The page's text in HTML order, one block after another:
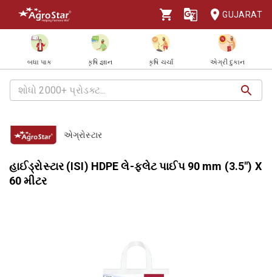
GUJARAT
બધા પાક કૃષિ જ્ઞાન કૃષિ ચર્ચા એગ્રી દુકાન
એગ્રોસ્ટાર
હાઈડ્રોસ્ટાર (ISI) HDPE લે-ફ્લેટ પાઈપ 90 mm (3.5") X
60 મીટર